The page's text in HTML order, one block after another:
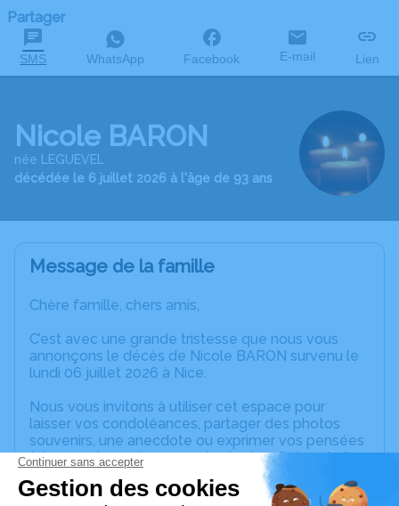
Partager
SMS WhatsApp Facebook E-mail Lien
Nicole BARON
née LEGUEVEL
décédée le 6 juillet 2026 à l'âge de 93 ans
Message de la famille
Chère famille, chers amis,
C’est avec une grande tristesse que nous vous
annonçons le décès de Nicole BARON survenu le
lundi 06 juillet 2026 à Nice.
Nous vous invitons à utiliser cet espace pour
laisser vos condoléances, partager des photos
souvenirs, une anecdote ou exprimer vos pensées
à travers des poèmes ou des textes. Cet endroit
est un lieu d'expression dédié à honorer la
mémoire de Nicole BARON.